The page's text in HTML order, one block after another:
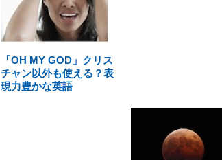
「OH MY GOD」クリス
チャン以外も使える？表
現力豊かな英語